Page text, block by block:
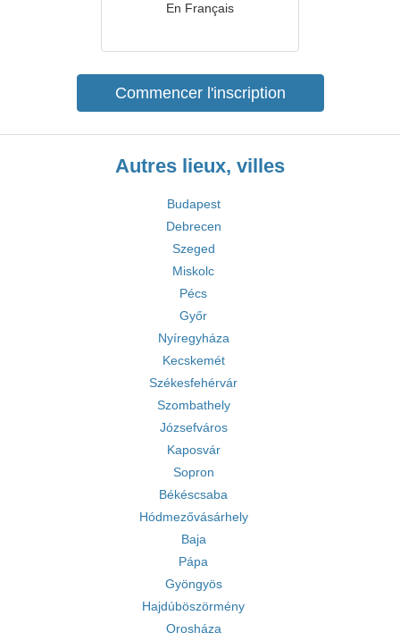
En Français
Commencer l'inscription
Autres lieux, villes
Budapest
Debrecen
Szeged
Miskolc
Pécs
Győr
Nyíregyháza
Kecskemét
Székesfehérvár
Szombathely
Józsefváros
Kaposvár
Sopron
Békéscsaba
Hódmezővásárhely
Baja
Pápa
Gyöngyös
Hajdúböszörmény
Orosháza